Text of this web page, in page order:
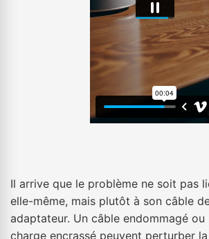
Il arrive que le problème ne soit pas
elle-même, mais plutôt à son câble
adaptateur. Un câble endommagé
charge encrassé peuvent perturber